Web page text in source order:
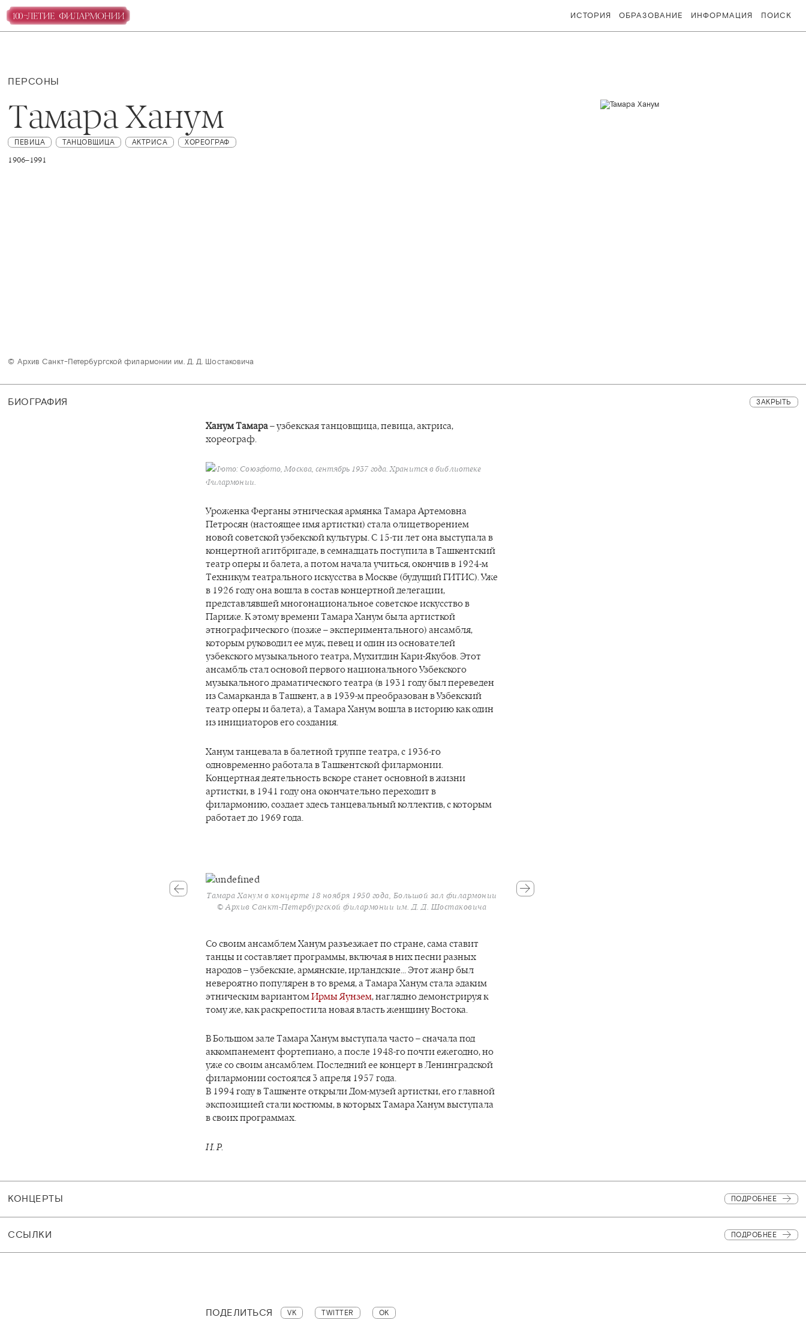
ИСТОРИЯ ОБРАЗОВАНИЕ ИНФОРМАЦИЯ ПОИСК
ПЕРСОНЫ
Тамара Ханум
ПЕВИЦА ТАНЦОВЩИЦА АКТРИСА ХОРЕОГРАФ
1906–1991
© Архив Санкт-Петербургской филармонии им. Д. Д. Шостаковича
БИОГРАФИЯ ЗАКРЫТЬ
Ханум Тамара– узбекская танцовщица, певица, актриса,
хореограф.
Фото: Союзфото, Москва, сентябрь 1937 года. Хранится в библиотеке
Филармонии.
Уроженка Ферганы этническая армянка Тамара Артемовна
Петросян (настоящее имя артистки) стала олицетворением
новой советской узбекской культуры. С 15-ти лет она выступала в
концертной агитбригаде, в семнадцать поступила в Ташкентский
театр оперы и балета, а потом начала учиться, окончив в 1924-м
Техникум театрального искусства в Москве (будущий ГИТИС). Уже
в 1926 году она вошла в состав концертной делегации,
представлявшей многонациональное советское искусство в
Париже. К этому времени Тамара Ханум была артисткой
этнографического (позже – экспериментального) ансамбля,
которым руководил ее муж, певец и один из основателей
узбекского музыкального театра, Мухитдин Кари-Якубов. Этот
ансамбль стал основой первого национального Узбекского
музыкального драматического театра (в 1931 году был переведен
из Самарканда в Ташкент, а в 1939-м преобразован в Узбекский
театр оперы и балета), а Тамара Ханум вошла в историю как один
из инициаторов его создания.
Ханум танцевала в балетной труппе театра, с 1936-го
одновременно работала в Ташкентской филармонии.
Концертная деятельность вскоре станет основной в жизни
артистки, в 1941 году она окончательно переходит в
филармонию, создает здесь танцевальный коллектив, с которым
работает до 1969 года.
Тамара Ханум в концерте 18 ноября 1950 года, Большой зал филармонии
© Архив Санкт-Петербургской филармонии им. Д. Д. Шостаковича
© Архив Санкт-Петербургской филармонии им. Д. Д. Шостаковича
Со своим ансамблем Ханум разъезжает по стране, сама ставит
танцы и составляет программы, включая в них песни разных
народов – узбекские, армянские, ирландские… Этот жанр был
невероятно популярен в то время, а Тамара Ханум стала эдаким
этническим вариантом Ирмы Яунзем, наглядно демонстрируя к
тому же, как раскрепостила новая власть женщину Востока.
В Большом зале Тамара Ханум выступала часто – сначала под
аккомпанемент фортепиано, а после 1948-го почти ежегодно, но
уже со своим ансамблем. Последний ее концерт в Ленинградской
филармонии состоялся 3 апреля 1957 года.
В 1994 году в Ташкенте открыли Дом-музей артистки, его главной
экспозицией стали костюмы, в которых Тамара Ханум выступала
в своих программах.
И. Р.
КОНЦЕРТЫ ПОДРОБНЕЕ
CСЫЛКИ ПОДРОБНЕЕ
ПОДЕЛИТЬСЯ VK TWITTER OK